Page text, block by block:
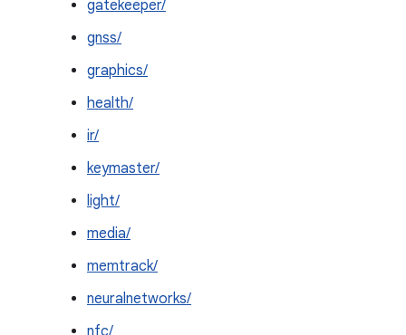
gatekeeper/
gnss/
graphics/
health/
ir/
keymaster/
light/
media/
memtrack/
neuralnetworks/
nfc/